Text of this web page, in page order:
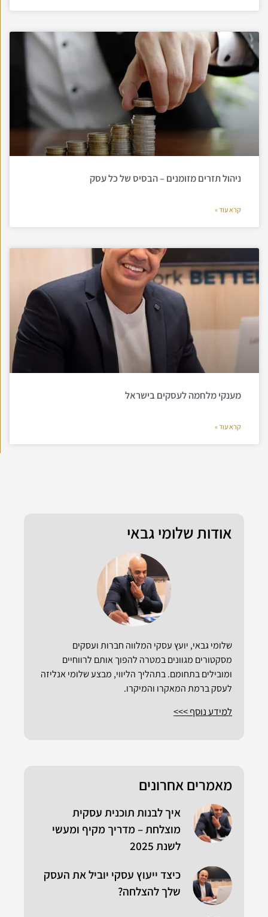
ניהול תזרים מזומנים – הבסיס של כל עסק
קרא עוד »
מענקי מלחמה לעסקים בישראל
קרא עוד »
אודות שלומי גבאי
שלומי גבאי, יועץ עסקי המלווה חברות ועסקים
מסקטורים מגוונים במטרה להפוך אותם לרווחיים
ומובילים בתחומם. בתהליך הליווי, מבצע שלומי אנליזה
לעסק ברמת המאקרו והמיקרו.
למידע נוסף >>>
מאמרים אחרונים
איך לבנות תוכנית עסקית
מוצלחת – מדריך מקיף ומעשי
לשנת 2025
כיצד ייעוץ עסקי יוביל את העסק
שלך להצלחה?